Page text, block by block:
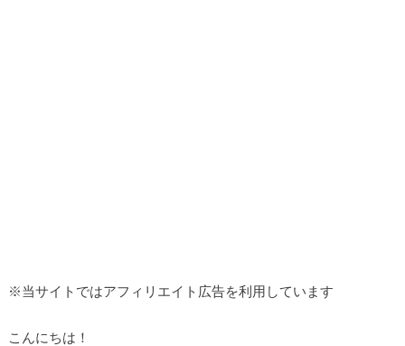
※当サイトではアフィリエイト広告を利用しています
こんにちは！